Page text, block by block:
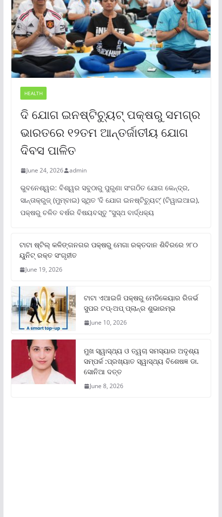
HEALTH
ଦି ଯୋଗ ଇନଷ୍ଟିଚ୍ୟୁଟ୍ ପକ୍ଷରୁ ସମଗ୍ର
ଭାରତରେ ୧୨ତମ ଆନ୍ତର୍ଜାତୀୟ ଯୋଗ
ଦିବସ ପାଳିତ
June 24, 2026 admin
ଭୁବନେଶ୍ୱର: ବିଶ୍ୱର ସବୁଠାରୁ ପୁରୁଣା ସଂଗଠିତ ଯୋଗ କେନ୍ଦ୍ର,
ସାନ୍ତାକ୍ରୁଜ୍ (ମୁମ୍ବାଇ) ସ୍ଥିତ ‘ଦି ଯୋଗ ଇନଷ୍ଟିଚ୍ୟୁଟ୍‌’ (ଟିୱାଇଆଇ),
ପକ୍ଷରୁ ଚଳିତ ବର୍ଷର ବିଷୟବସ୍ତୁ “ସୁସ୍ଥ ବାର୍ଦ୍ଧକ୍ୟ
ଟାଟା ଷ୍ଟିଲ୍‌ କଳିଙ୍ଗନଗର ପକ୍ଷରୁ ମେଗା ରକ୍ତଦାନ ଶିବିରରେ ୨୮୦
ୟୁନିଟ୍‌ ରକ୍ତ ସଂଗୃହୀତ
June 19, 2026
ଟାଟା ଏଆଇଜି ପକ୍ଷରୁ ମେଡିକେୟାର ରିଜର୍ଭ
ସୁପର ଟପ୍‌-ଅପ୍ ପ୍ଲାନ୍‌ର ଶୁଭାରମ୍ଭ
June 10, 2026
ମୁଖ ସ୍ୱାସ୍ଥ୍ୟ ଓ ତ୍ୱଚା ସମସ୍ୟାର ଅଦୃଶ୍ୟ
ସମ୍ପର୍କ :ପ୍ରଖ୍ୟାତ ସ୍ୱାସ୍ଥ୍ୟ ବିଶେଷଜ୍ଞ ଡା.
ସୋନିଆ ଦତ୍ତ
June 8, 2026